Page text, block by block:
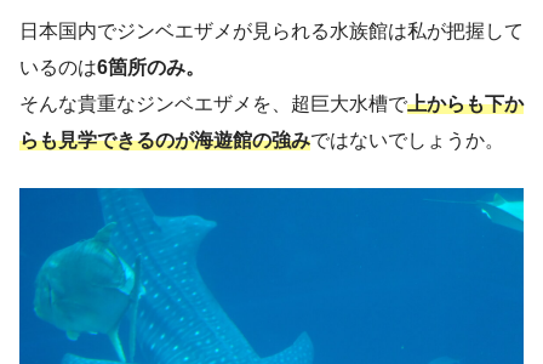
日本国内でジンベエザメが見られる水族館は私が把握して
いるのは6箇所のみ。
そんな貴重なジンベエザメを、超巨大水槽で上からも下か
らも見学できるのが海遊館の強みではないでしょうか。